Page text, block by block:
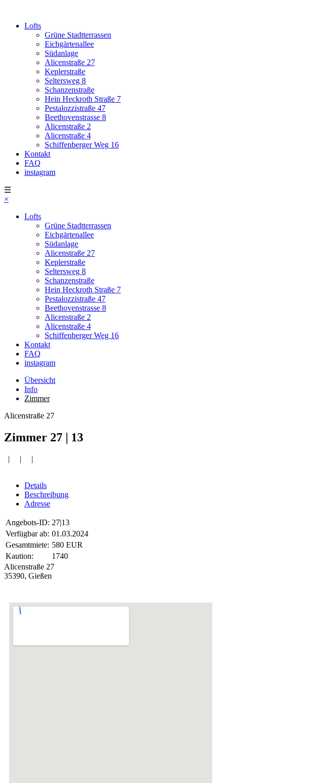
Lofts
Grüne Stadtterrassen
Eichgärtenallee
Südanlage
Alicenstraße 27
Keplerstraße
Seltersweg 8
Schanzenstraße
Hein Heckroth Straße 7
Pestalozzistraße 47
Beethovenstrasse 8
Alicenstraße 2
Alicenstraße 4
Schiffenberger Weg 16
Kontakt
FAQ
instagram
☰
×
Lofts
Grüne Stadtterrassen
Eichgärtenallee
Südanlage
Alicenstraße 27
Keplerstraße
Seltersweg 8
Schanzenstraße
Hein Heckroth Straße 7
Pestalozzistraße 47
Beethovenstrasse 8
Alicenstraße 2
Alicenstraße 4
Schiffenberger Weg 16
Kontakt
FAQ
instagram
Übersicht
Info
Zimmer
Alicenstraße 27
Zimmer 27 | 13
| | |
Details
Beschreibung
Adresse
Angebots-ID: 27|13
Verfügbar ab: 01.03.2024
Gesamtmiete: 580 EUR
Kaution:
1740
Alicenstraße 27
35390, Gießen